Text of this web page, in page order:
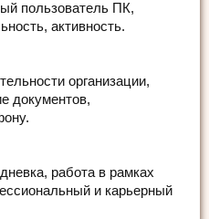
пользователь ПК,
активность.
организации,
документов,
работа в рамках
и карьерный